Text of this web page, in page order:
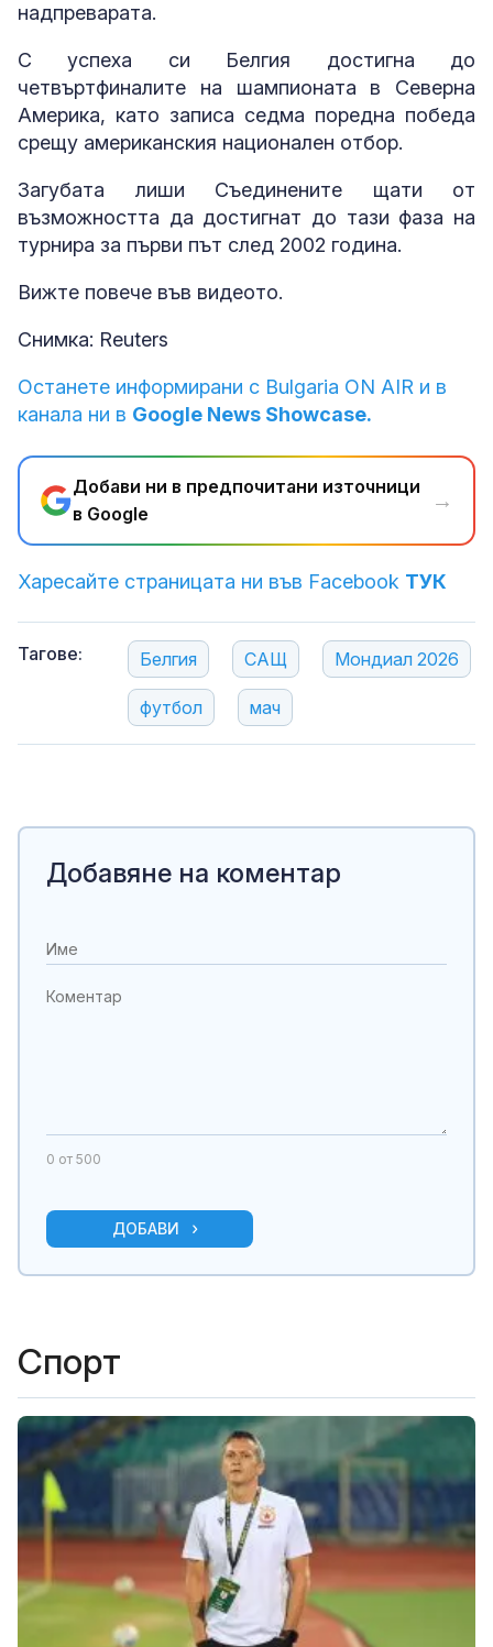
надпреварата.
С успеха си Белгия достигна до
четвъртфиналите на шампионата в Северна
Америка, като записа седма поредна победа
срещу американския национален отбор.
Загубата лиши Съединените щати от
възможността да достигнат до тази фаза на
турнира за първи път след 2002 година.
Вижте повече във видеото.
Снимка: Reuters
Останете информирани с Bulgaria ON AIR и в
канала ни в Google News Showcase.
Добави ни в предпочитани източници
в Google
→
Харесайте страницата ни във Facebook ТУК
Тагове: Белгия САЩ Мондиал 2026
футбол мач
Добавяне на коментар
0 от 500
ДОБАВИ
Спорт